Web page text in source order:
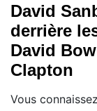
David
derrière
David
Clapton
Vous